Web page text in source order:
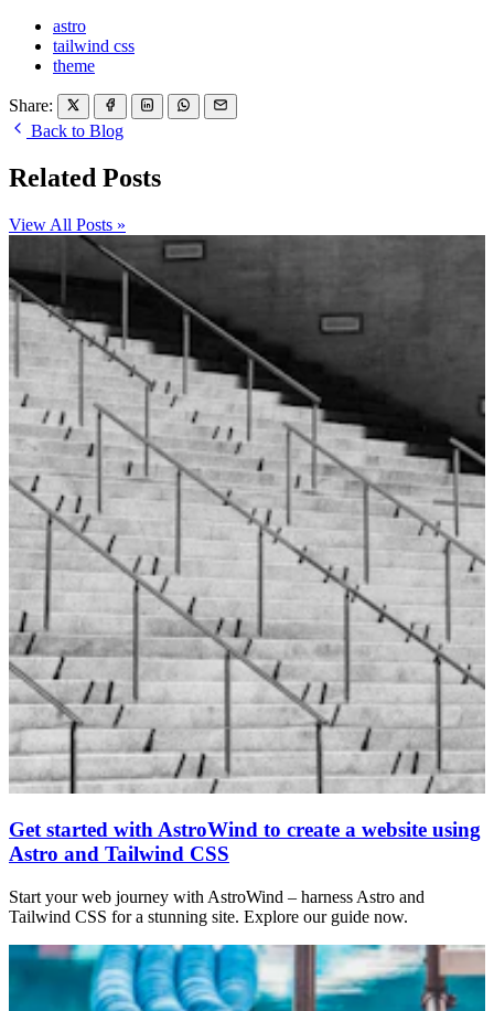
astro
tailwind css
theme
Share:
Back to Blog
Related Posts
View All Posts »
Get started with AstroWind to create a website using
Astro and Tailwind CSS
Start your web journey with AstroWind – harness Astro and
Tailwind CSS for a stunning site. Explore our guide now.